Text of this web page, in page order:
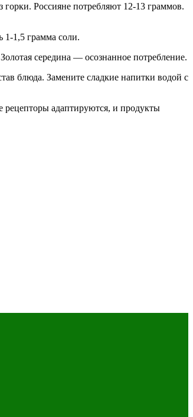
Россияне потребляют 12-13 граммов.
1-1,5 грамма соли.
середина — осознанное потребление.
блюда. Замените сладкие напитки водой с
адаптируются, и продукты